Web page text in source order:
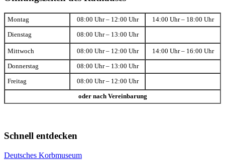
Montag 08:00 Uhr – 12:00 Uhr 14:00 Uhr – 18:00 Uhr
Dienstag 08:00 Uhr – 13:00 Uhr
Mittwoch 08:00 Uhr – 12:00 Uhr 14:00 Uhr – 16:00 Uhr
Donnerstag 08:00 Uhr – 13:00 Uhr
Freitag 08:00 Uhr – 12:00 Uhr
oder nach Vereinbarung
Schnell entdecken
Deutsches Korbmuseum